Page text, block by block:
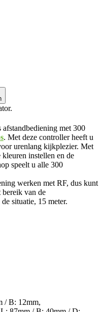
afstandbediening met 300
. Met deze controller heeft u
urenlang kijkplezier. Met
instellen en de
speelt u alle 300
werken met RF, dus kunt
van de
situatie, 15 meter.
/ B: 12mm,